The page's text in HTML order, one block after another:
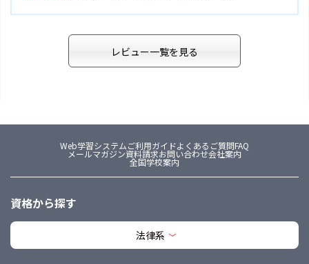
レビュー一覧を見る
Web学習システムご利用ガイドよくあるご質問FAQ
メールマガジン資料請求お問い合わせ会社案内
全国学校案内
資格から探す
法律系